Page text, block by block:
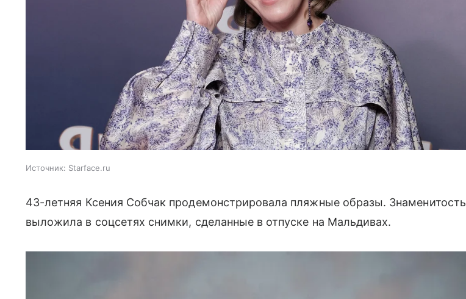
Источник: Starface.ru
43-летняя Ксения Собчак продемонстрировала пляжные образы. Знаменитость
выложила в соцсетях снимки, сделанные в отпуске на Мальдивах.